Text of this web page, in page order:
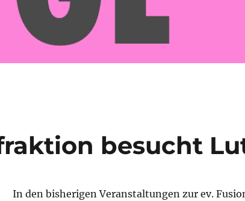
besucht
In den bisherigen Veranstaltungen zur ev.